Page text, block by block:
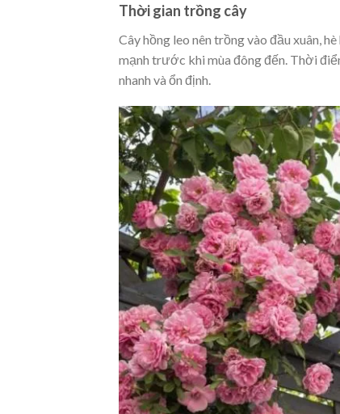
Thời gian trồng cây
Cây hồng leo nên trồng vào đầu xuân,
mạnh trước khi mùa đông đến. Thời
nhanh và ổn định.